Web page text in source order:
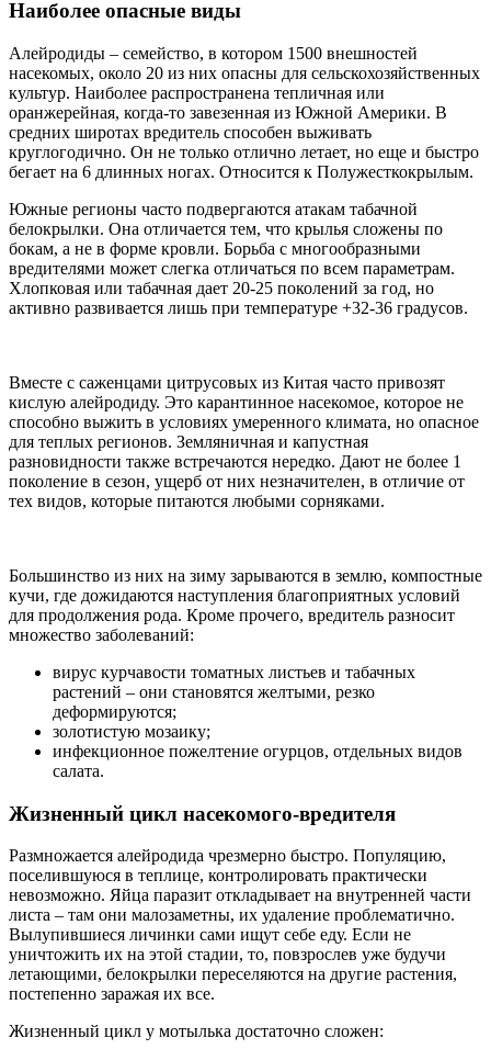
Наиболее опасные виды
Алейродиды – семейство, в котором 1500 внешностей
насекомых, около 20 из них опасны для сельскохозяйственных
культур. Наиболее распространена тепличная или
оранжерейная, когда-то завезенная из Южной Америки. В
средних широтах вредитель способен выживать
круглогодично. Он не только отлично летает, но еще и быстро
бегает на 6 длинных ногах. Относится к Полужесткокрылым.
Южные регионы часто подвергаются атакам табачной
белокрылки. Она отличается тем, что крылья сложены по
бокам, а не в форме кровли. Борьба с многообразными
вредителями может слегка отличаться по всем параметрам.
Хлопковая или табачная дает 20-25 поколений за год, но
активно развивается лишь при температуре +32-36 градусов.
Вместе с саженцами цитрусовых из Китая часто привозят
кислую алейродиду. Это карантинное насекомое, которое не
способно выжить в условиях умеренного климата, но опасное
для теплых регионов. Земляничная и капустная
разновидности также встречаются нередко. Дают не более 1
поколение в сезон, ущерб от них незначителен, в отличие от
тех видов, которые питаются любыми сорняками.
Большинство из них на зиму зарываются в землю, компостные
кучи, где дожидаются наступления благоприятных условий
для продолжения рода. Кроме прочего, вредитель разносит
множество заболеваний:
вирус курчавости томатных листьев и табачных
растений – они становятся желтыми, резко
деформируются;
золотистую мозаику;
инфекционное пожелтение огурцов, отдельных видов
салата.
Жизненный цикл насекомого-вредителя
Размножается алейродида чрезмерно быстро. Популяцию,
поселившуюся в теплице, контролировать практически
невозможно. Яйца паразит откладывает на внутренней части
листа – там они малозаметны, их удаление проблематично.
Вылупившиеся личинки сами ищут себе еду. Если не
уничтожить их на этой стадии, то, повзрослев уже будучи
летающими, белокрылки переселяются на другие растения,
постепенно заражая их все.
Жизненный цикл у мотылька достаточно сложен: